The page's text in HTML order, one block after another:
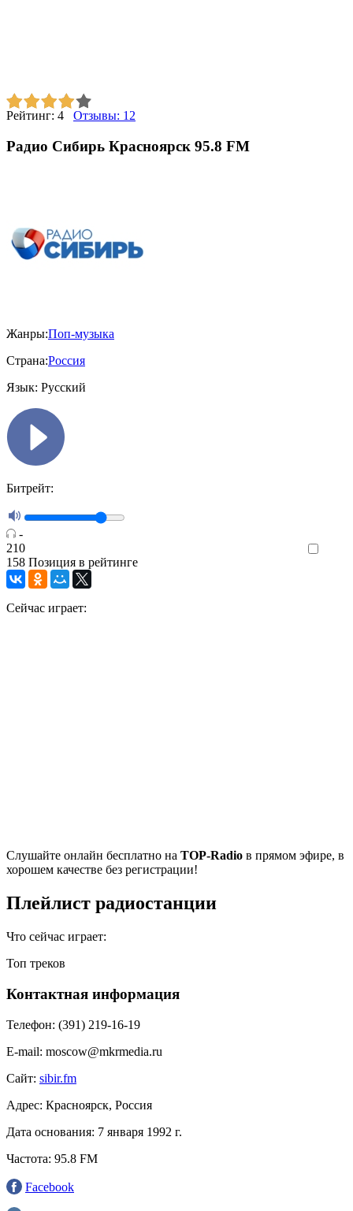
Рейтинг: 4 Отзывы: 12
Радио Сибирь Красноярск 95.8 FM
Жанры:Поп-музыка
Страна:Россия
Язык: Русский
Битрейт:
-
210
158 Позиция в рейтинге
Сейчас играет:
Cлушайте онлайн бесплатно на TOP-Radio в прямом эфире, в
хорошем качестве без регистрации!
Плейлист радиостанции
Что сейчас играет:
Топ треков
Контактная информация
Телефон: (391) 219-16-19
E-mail: moscow@mkrmedia.ru
Сайт: sibir.fm
Адрес: Красноярск, Россия
Дата основания: 7 января 1992 г.
Частота: 95.8 FM
Facebook